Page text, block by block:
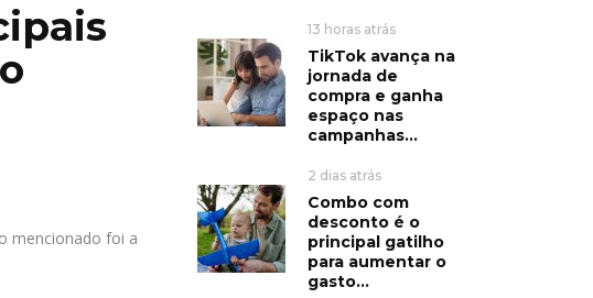
mencionado foi a
13 horas atrás
TikTok avança na
jornada de
compra e ganha
espaço nas
campanhas...
2 dias atrás
Combo com
desconto é o
principal gatilho
para aumentar o
gasto...